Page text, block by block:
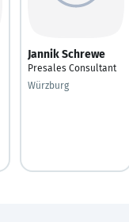
Jannik Schrewe
Presales Consultant
Würzburg